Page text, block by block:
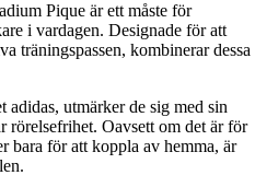
Pique är ett måste för
i vardagen. Designade för att
träningspassen, kombinerar dessa
adidas, utmärker de sig med sin
rörelsefrihet. Oavsett om det är för
bara för att koppla av hemma, är